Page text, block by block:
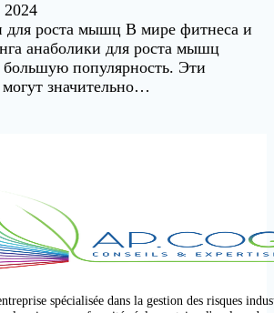
2024
для роста мышц В мире фитнеса и
анаболики для роста мышц
популярность. Эти
значительно…
spécialisée dans la gestion des risques